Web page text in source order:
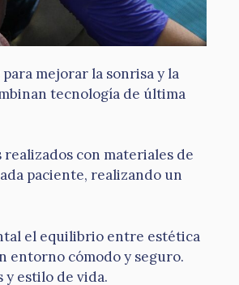
mejorar la sonrisa y la
tecnología de última
con materiales de
paciente, realizando un
el equilibrio entre estética
entorno cómodo y seguro.
y estilo de vida.